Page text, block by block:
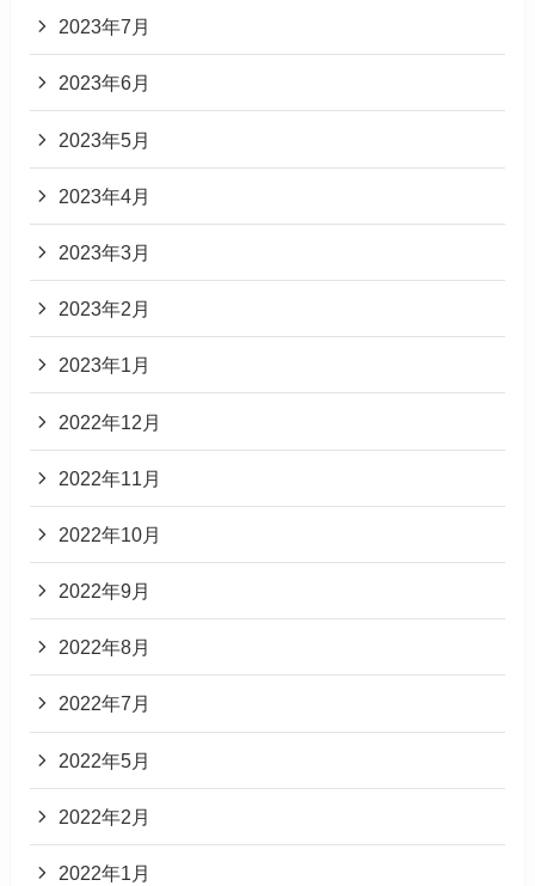
2023年7月
2023年6月
2023年5月
2023年4月
2023年3月
2023年2月
2023年1月
2022年12月
2022年11月
2022年10月
2022年9月
2022年8月
2022年7月
2022年5月
2022年2月
2022年1月